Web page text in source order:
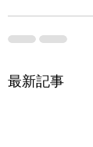
最新記事